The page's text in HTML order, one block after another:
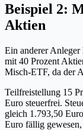
Beispiel 2:
Aktien
Ein anderer
mit 40 Prozent
Misch-ETF, da der
Teilfreistellung 15
Euro steuerfrei.
gleich 1.793,50
Euro fällig